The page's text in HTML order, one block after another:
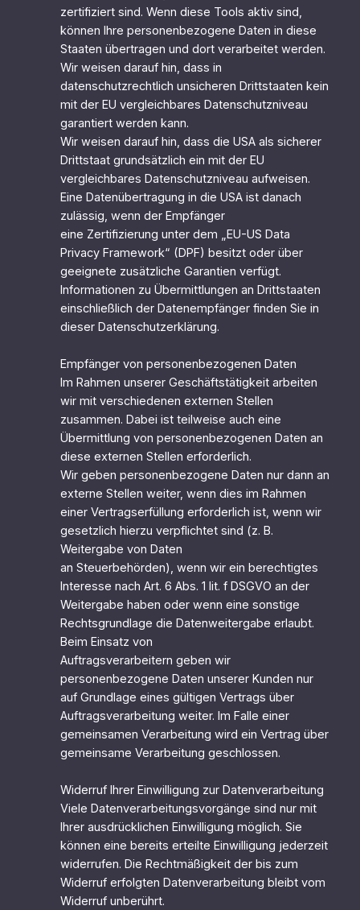
zertifiziert sind. Wenn diese Tools aktiv sind,
können Ihre personenbezogene Daten in diese
Staaten übertragen und dort verarbeitet werden.
Wir weisen darauf hin, dass in
datenschutzrechtlich unsicheren Drittstaaten kein
mit der EU vergleichbares Datenschutzniveau
garantiert werden kann.
Wir weisen darauf hin, dass die USA als sicherer
Drittstaat grundsätzlich ein mit der EU
vergleichbares Datenschutzniveau aufweisen.
Eine Datenübertragung in die USA ist danach
zulässig, wenn der Empfänger
eine Zertifizierung unter dem „EU-US Data
Privacy Framework“ (DPF) besitzt oder über
geeignete zusätzliche Garantien verfügt.
Informationen zu Übermittlungen an Drittstaaten
einschließlich der Datenempfänger finden Sie in
dieser Datenschutzerklärung.
Empfänger von personenbezogenen Daten
Im Rahmen unserer Geschäftstätigkeit arbeiten
wir mit verschiedenen externen Stellen
zusammen. Dabei ist teilweise auch eine
Übermittlung von personenbezogenen Daten an
diese externen Stellen erforderlich.
Wir geben personenbezogene Daten nur dann an
externe Stellen weiter, wenn dies im Rahmen
einer Vertragserfüllung erforderlich ist, wenn wir
gesetzlich hierzu verpflichtet sind (z. B.
Weitergabe von Daten
an Steuerbehörden), wenn wir ein berechtigtes
Interesse nach Art. 6 Abs. 1 lit. f DSGVO an der
Weitergabe haben oder wenn eine sonstige
Rechtsgrundlage die Datenweitergabe erlaubt.
Beim Einsatz von
Auftragsverarbeitern geben wir
personenbezogene Daten unserer Kunden nur
auf Grundlage eines gültigen Vertrags über
Auftragsverarbeitung weiter. Im Falle einer
gemeinsamen Verarbeitung wird ein Vertrag über
gemeinsame Verarbeitung geschlossen.
Widerruf Ihrer Einwilligung zur Datenverarbeitung
Viele Datenverarbeitungsvorgänge sind nur mit
Ihrer ausdrücklichen Einwilligung möglich. Sie
können eine bereits erteilte Einwilligung jederzeit
widerrufen. Die Rechtmäßigkeit der bis zum
Widerruf erfolgten Datenverarbeitung bleibt vom
Widerruf unberührt.